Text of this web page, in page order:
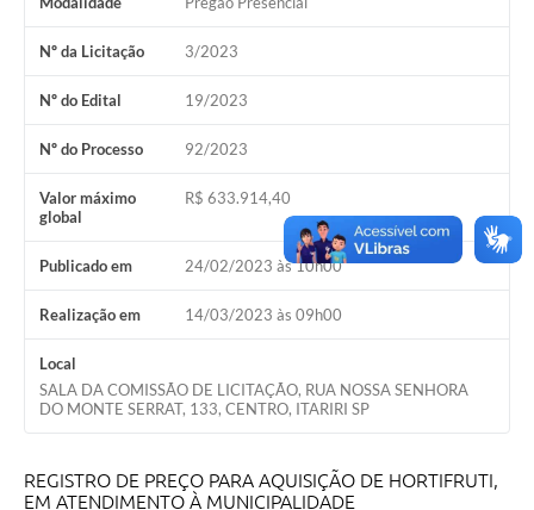
Nº da Licitação 3/2023
Nº do Edital 19/2023
Nº do Processo 92/2023
Valor máximo
global
R$ 633.914,40
Publicado em 24/02/2023 às 10h00
Realização em 14/03/2023 às 09h00
Local
SALA DA COMISSÃO DE LICITAÇÃO, RUA NOSSA SENHORA
DO MONTE SERRAT, 133, CENTRO, ITARIRI SP
REGISTRO DE PREÇO PARA AQUISIÇÃO DE HORTIFRUTI,
EM ATENDIMENTO À MUNICIPALIDADE